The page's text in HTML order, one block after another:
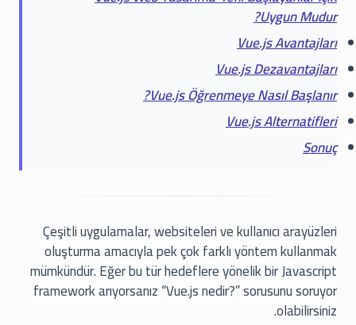
Uygun Mudur?
Vue.js Avantajları
Vue.js Dezavantajları
Vue.js Öğrenmeye Nasıl Başlanır?
Vue.js Alternatifleri
Sonuç
Çeşitli uygulamalar, websiteleri ve kullanıcı arayüzleri
oluşturma amacıyla pek çok farklı yöntem kullanmak
mümkündür. Eğer bu tür hedeflere yönelik bir Javascript
framework arıyorsanız “Vue.js nedir?” sorusunu soruyor
olabilirsiniz.